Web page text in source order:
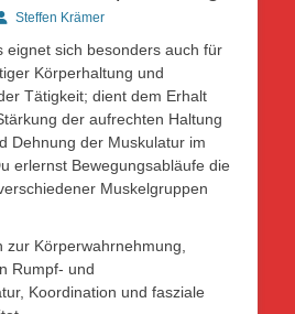
Steffen Krämer
eignet sich besonders auch für
Körperhaltung und
Tätigkeit; dient dem Erhalt
der aufrechten Haltung
Dehnung der Muskulatur im
erlernst Bewegungsabläufe die
Muskelgruppen
zur Körperwahrnehmung,
Rumpf- und
Koordination und fasziale